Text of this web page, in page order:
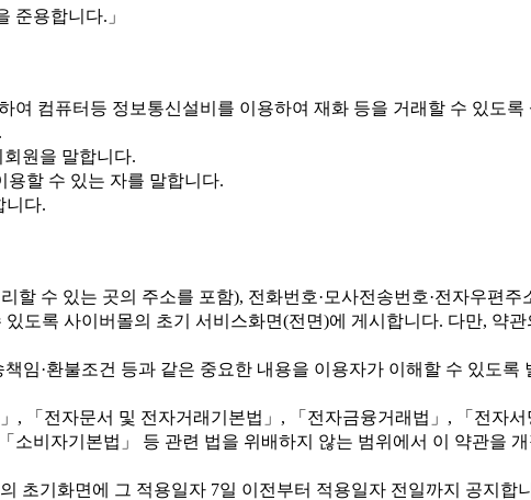
준용합니다.」
컴퓨터등 정보통신설비를 이용하여 재화 등을 거래할 수 있도록
원을 말합니다.
할 수 있는 자를 말합니다.
니다.
수 있는 곳의 주소를 포함), 전화번호·모사전송번호·전자우편주
도록 사이버몰의 초기 서비스화면(전면)에 게시합니다. 다만, 약관
임·환불조건 등과 같은 중요한 내용을 이용자가 이해할 수 있도록
「전자문서 및 전자거래기본법」, 「전자금융거래법」, 「전자서
소비자기본법」 등 관련 법을 위배하지 않는 범위에서 이 약관을
초기화면에 그 적용일자 7일 이전부터 적용일자 전일까지 공지합